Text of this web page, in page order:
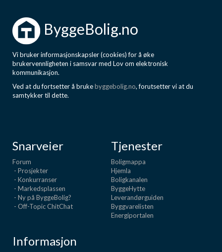
ByggeBolig.no
Vi bruker informasjonskapsler (cookies) for å øke
brukervennligheten i samsvar med Lov om elektronisk
kommunikasjon.
Ved at du fortsetter å brukebyggebolig.no, forutsetter vi at du
samtykker til dette.
Snarveier
Forum
- Prosjekter
- Konkurranser
- Markedsplassen
- Ny på ByggeBolig?
- Off-Topic ChitChat
Tjenester
Boligmappa
Hjemla
Boligkanalen
ByggeHytte
Leverandørguiden
Byggvarelisten
Energiportalen
Informasjon